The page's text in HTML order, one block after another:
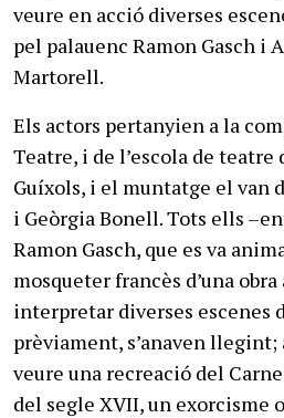
veure en acció diverses
pel palauenc Ramon Gasch i
Martorell.
Els actors pertanyien a la
Teatre, i de l’escola de teatre
Guíxols, i el muntatge el van
i Geòrgia Bonell. Tots ells
Ramon Gasch, que es va
mosqueter francès d’una
interpretar diverses escenes
prèviament, s’anaven
veure una recreació del
del segle XVII, un exorcisme